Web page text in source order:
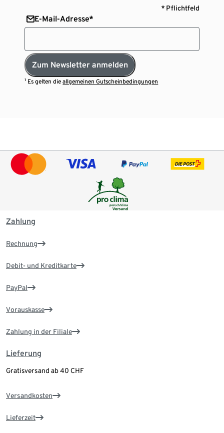
* Pflichtfeld
E-Mail-Adresse*
Zum Newsletter anmelden
¹ Es gelten dieallgemeinen Gutscheinbedingungen
Zahlung
Rechnung
Debit- und Kreditkarte
PayPal
Vorauskasse
Zahlung in der Filiale
Lieferung
Gratisversand ab 40 CHF
Versandkosten
Lieferzeit